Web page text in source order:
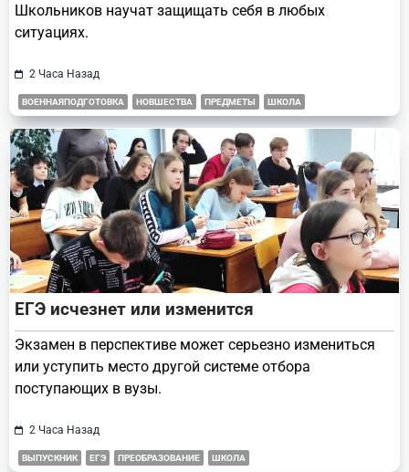
Школьников научат защищать себя в любых
ситуациях.
2 Часа Назад
ВОЕННАЯПОДГОТОВКА НОВШЕСТВА ПРЕДМЕТЫ ШКОЛА
ЕГЭ исчезнет или изменится
Экзамен в перспективе может серьезно измениться
или уступить место другой системе отбора
поступающих в вузы.
2 Часа Назад
ВЫПУСКНИК ЕГЭ ПРЕОБРАЗОВАНИЕ ШКОЛА